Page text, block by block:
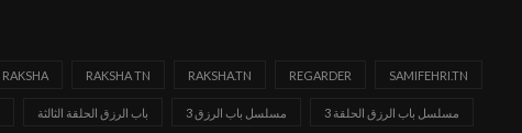
RAKSHA RAKSHA TN RAKSHA.TN REGARDER SAMIFEHRI.TN
باب الرزق الحلقة الثالثة مسلسل باب الرزق 3 مسلسل باب الرزق الحلقة 3